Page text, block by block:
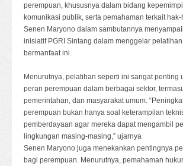
perempuan, khususnya dalam bidang
komunikasi publik, serta pemahaman terkait hak-
Senen Maryono dalam sambutannya
inisiatif PGRI Sintang dalam menggelar
bermanfaat ini.
Menurutnya, pelatihan seperti ini sangat penting
peran perempuan dalam berbagai sektor,
pemerintahan, dan masyarakat umum.
perempuan bukan hanya soal keterampilan
pemberdayaan agar mereka dapat mengambil
lingkungan masing-masing,” ujarnya
Senen Maryono juga menekankan pentingnya
bagi perempuan. Menurutnya, pemahaman